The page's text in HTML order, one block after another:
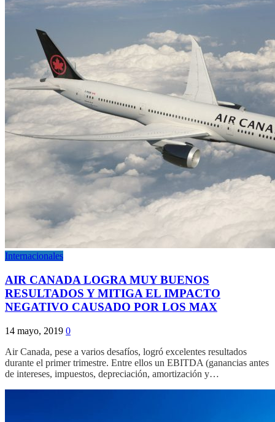
Internacionales
AIR CANADA LOGRA MUY BUENOS
RESULTADOS Y MITIGA EL IMPACTO
NEGATIVO CAUSADO POR LOS MAX
14 mayo, 2019 0
Air Canada, pese a varios desafíos, logró excelentes resultados
durante el primer trimestre. Entre ellos un EBITDA (ganancias antes
de intereses, impuestos, depreciación, amortización y…